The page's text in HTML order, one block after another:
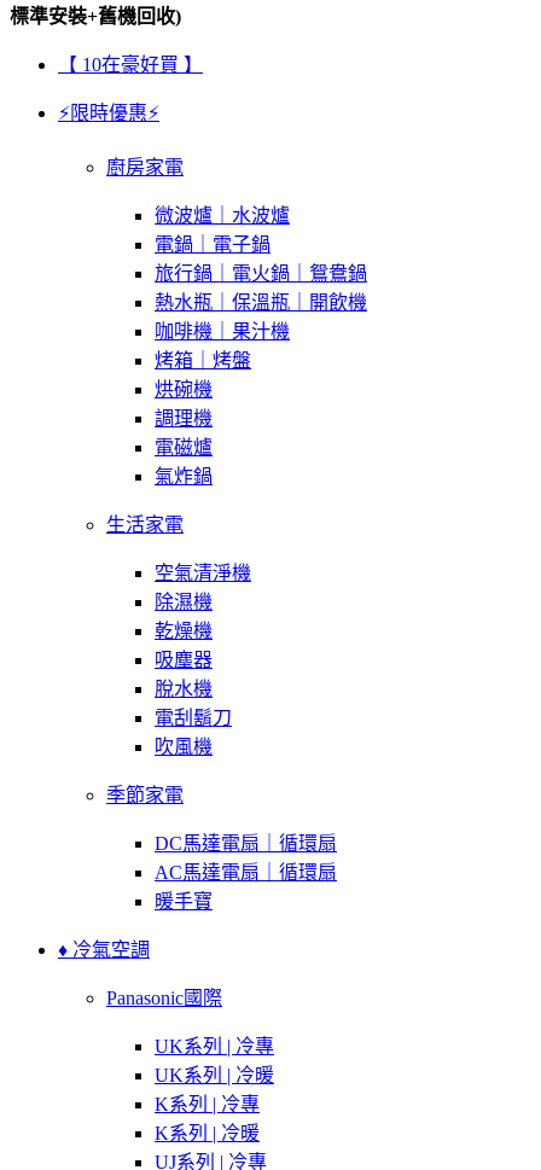
標準安裝+舊機回收)
【 10在豪好買 】
⚡限時優惠⚡
廚房家電
微波爐｜水波爐
電鍋｜電子鍋
旅行鍋｜電火鍋｜鴛鴦鍋
熱水瓶｜保溫瓶｜開飲機
咖啡機｜果汁機
烤箱｜烤盤
烘碗機
調理機
電磁爐
氣炸鍋
生活家電
空氣清淨機
除濕機
乾燥機
吸塵器
脫水機
電刮鬍刀
吹風機
季節家電
DC馬達電扇｜循環扇
AC馬達電扇｜循環扇
暖手寶
♦ 冷氣空調
Panasonic國際
UK系列 | 冷專
UK系列 | 冷暖
K系列 | 冷專
K系列 | 冷暖
UJ系列 | 冷專